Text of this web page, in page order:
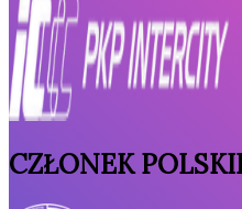
CZŁONEK